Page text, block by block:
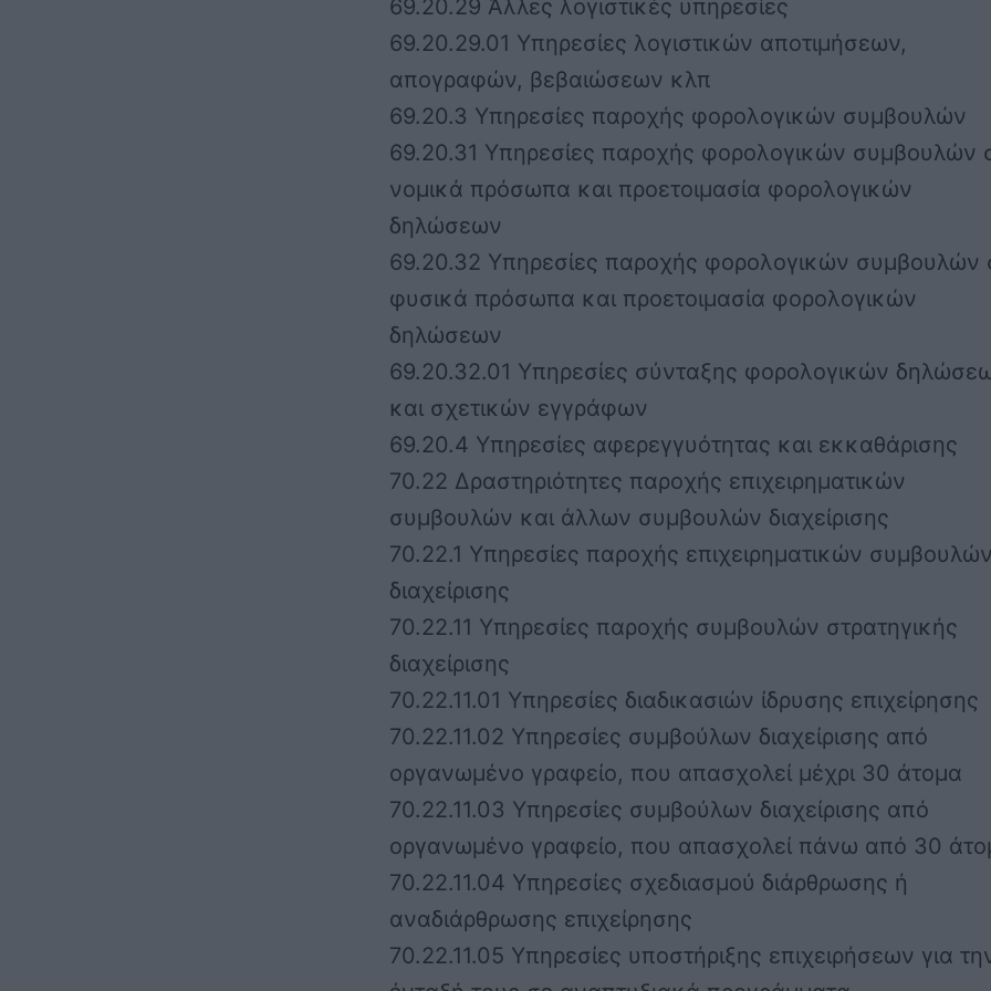
69.20.29 Άλλες λογιστικές υπηρεσίες
69.20.29.01 Υπηρεσίες λογιστικών αποτιμήσεων,
απογραφών, βεβαιώσεων κλπ
69.20.3 Υπηρεσίες παροχής φορολογικών συμβουλών
69.20.31 Υπηρεσίες παροχής φορολογικών συμβουλών
νομικά πρόσωπα και προετοιμασία φορολογικών
δηλώσεων
69.20.32 Υπηρεσίες παροχής φορολογικών συμβουλών
φυσικά πρόσωπα και προετοιμασία φορολογικών
δηλώσεων
69.20.32.01 Υπηρεσίες σύνταξης φορολογικών
και σχετικών εγγράφων
69.20.4 Υπηρεσίες αφερεγγυότητας και εκκαθάρισης
70.22 Δραστηριότητες παροχής επιχειρηματικών
συμβουλών και άλλων συμβουλών διαχείρισης
70.22.1 Υπηρεσίες παροχής επιχειρηματικών
διαχείρισης
70.22.11 Υπηρεσίες παροχής συμβουλών στρατηγικής
διαχείρισης
70.22.11.01 Υπηρεσίες διαδικασιών ίδρυσης επιχείρησης
70.22.11.02 Υπηρεσίες συμβούλων διαχείρισης από
οργανωμένο γραφείο, που απασχολεί μέχρι 30 άτομα
70.22.11.03 Υπηρεσίες συμβούλων διαχείρισης από
οργανωμένο γραφείο, που απασχολεί πάνω από 30
70.22.11.04 Υπηρεσίες σχεδιασμού διάρθρωσης ή
αναδιάρθρωσης επιχείρησης
70.22.11.05 Υπηρεσίες υποστήριξης επιχειρήσεων για